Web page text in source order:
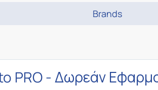
Brands
PRO - Δωρεάν